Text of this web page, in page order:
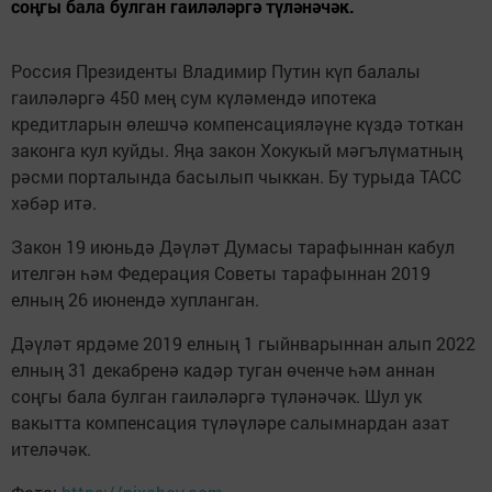
соңгы бала булган гаиләләргә түләнәчәк.
Россия Президенты Владимир Путин күп балалы
гаиләләргә 450 мең сум күләмендә ипотека
кредитларын өлешчә компенсацияләүне күздә тоткан
законга кул куйды. Яңа закон Хокукый мәгълүматның
рәсми порталында басылып чыккан. Бу турыда ТАСС
хәбәр итә.
Закон 19 июньдә Дәүләт Думасы тарафыннан кабул
ителгән һәм Федерация Советы тарафыннан 2019
елның 26 июнендә хупланган.
Дәүләт ярдәме 2019 елның 1 гыйнварыннан алып 2022
елның 31 декабренә кадәр туган өченче һәм аннан
соңгы бала булган гаиләләргә түләнәчәк. Шул ук
вакытта компенсация түләүләре салымнардан азат
ителәчәк.